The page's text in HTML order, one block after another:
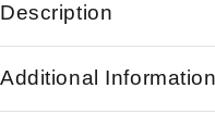
Description
Additional Information